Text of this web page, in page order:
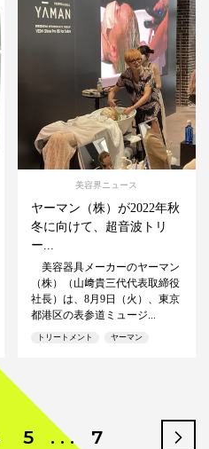
美容界ニュース
ヤーマン（株）が2022年秋
冬に向けて、超音波トリ
ー...
美容器具メーカーのヤーマン
（株）（山﨑貴三代代表取締役
社長）は、8月9日（火）、東京
都港区の表参道ミュージ...
トリートメント ヤーマン
5 . . . 7